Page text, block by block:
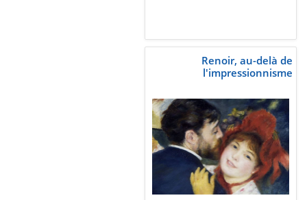
Renoir, au-delà de
l'impressionnisme